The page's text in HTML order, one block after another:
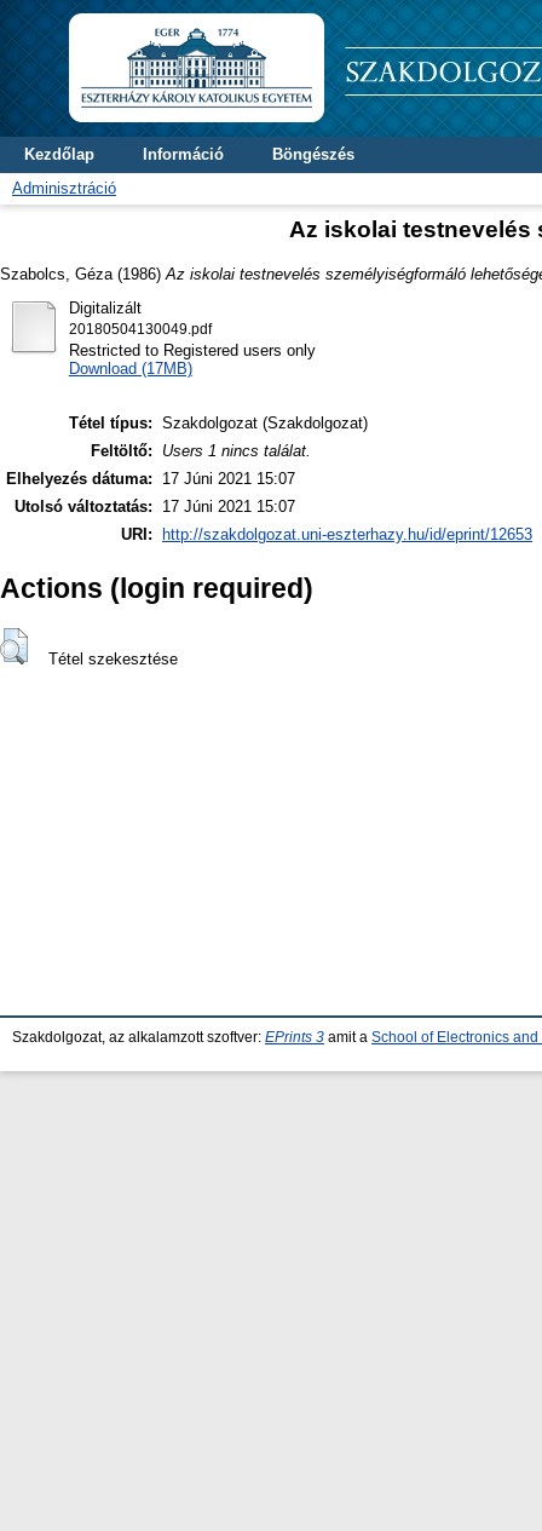
Kezdőlap Információ
Böngészés
Adminisztráció
Az iskolai testnevelés
Szabolcs, Géza (1986) Az iskolai testnevelés személyiségformáló
Digitalizált
20180504130049.pdf
Restricted to Registered users only
Download (17MB)
Tétel típus: Szakdolgozat (Szakdolgozat)
Feltöltő:
Users 1 nincs találat.
Elhelyezés dátuma:
17 Júni 2021 15:07
Utolsó változtatás:
17 Júni 2021 15:07
URI:
http://szakdolgozat.uni-eszterhazy.hu/id/eprint/12653
Actions (login required)
Tétel szekesztése
Szakdolgozat, az alkalamzott szoftver: EPrints 3 amit a School of Electronics